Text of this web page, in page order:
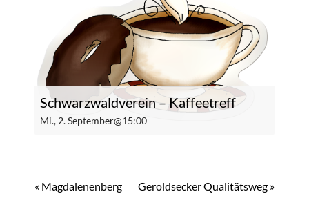
Schwarzwaldverein – Kaffeetreff
Mi., 2. September@15:00
« Magdalenenberg Geroldsecker Qualitätsweg »